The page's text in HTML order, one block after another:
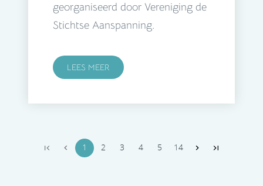
georganiseerd door Vereniging de
Stichtse Aanspanning.
LEES MEER
1 2 3 4 5 14